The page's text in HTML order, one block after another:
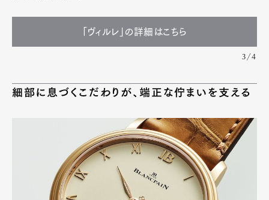
「ヴィルレ」の詳細はこちら
3/4
細部に息づくこだわりが、端正な佇まいを支える